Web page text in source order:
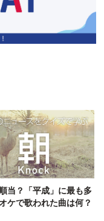
当？「平成」に最も多
ケで歌われた曲は何？